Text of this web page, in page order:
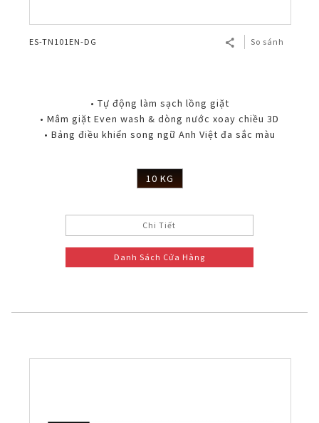
ES-TN101EN-DG So sánh
• Tự động làm sạch lồng giặt
• Mâm giặt Even wash & dòng nước xoay chiều 3D
• Bảng điều khiển song ngữ Anh Việt đa sắc màu
10 KG
Chi Tiết
Danh Sách Cửa Hàng